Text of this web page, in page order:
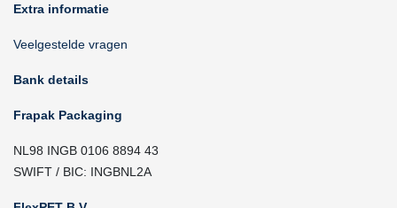
Extra informatie
Veelgestelde vragen
Bank details
Frapak Packaging
NL98 INGB 0106 8894 43
SWIFT / BIC: INGBNL2A